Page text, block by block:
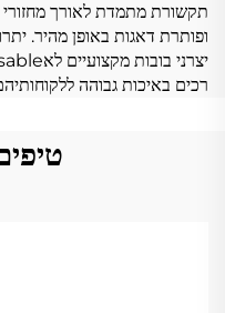
תקשורת מתמדת לאורך מחזורי
ופותרת דאגות באופן מהיר.
רכים באיכות גבוהה